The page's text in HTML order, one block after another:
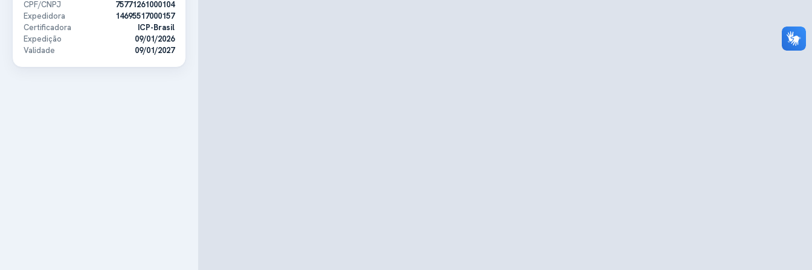
CPF/CNPJ
75771261000104
Expedidora
14695517000157
Certificadora
ICP-Brasil
Expedição
09/01/2026
Validade
09/01/2027